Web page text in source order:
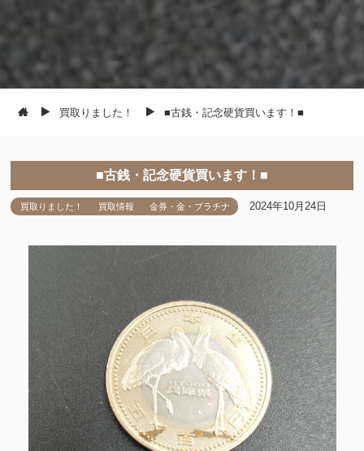
買取りました！ ■古銭・記念硬貨買います！■
■古銭・記念硬貨買います！■
買取りました！ 買取情報 金券・金・プラチナ 2024年10月24日